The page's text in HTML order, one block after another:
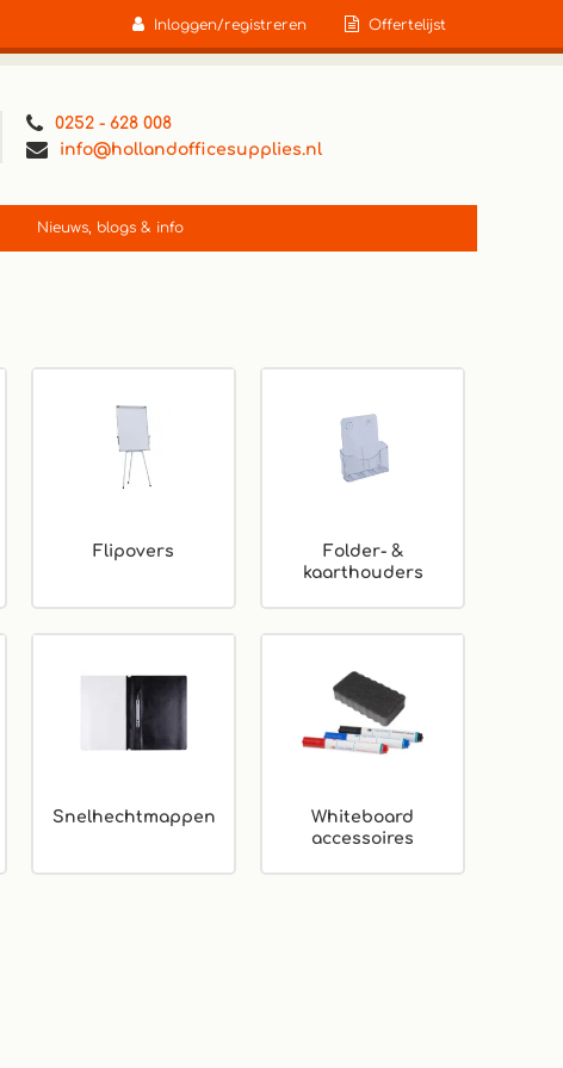
Inloggen/registreren Offertelijst
0252 - 628 008
info@hollandofficesupplies.nl
Nieuws, blogs & info
Flipovers
Folder- &
kaarthouders
Snelhechtmappen
Whiteboard
accessoires